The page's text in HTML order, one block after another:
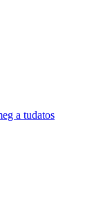
a tudatos